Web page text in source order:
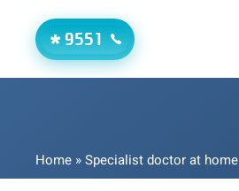
* 9551
Home »Specialist doctor at home